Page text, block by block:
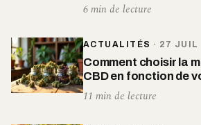
6 min de lecture
ACTUALITÉS · 27 JUIL
Comment choisir la
CBD en fonction de
11 min de lecture